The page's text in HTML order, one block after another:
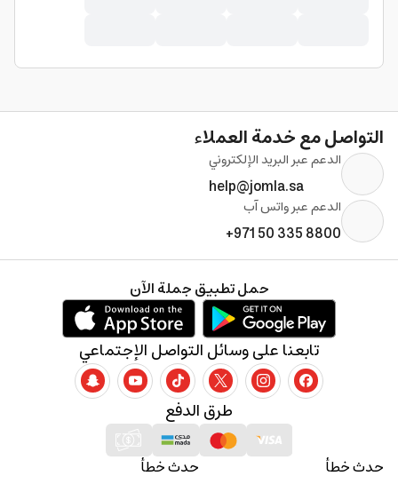
التواصل مع خدمة العملاء
الدعم عبر البريد الإلكتروني
help@jomla.sa
الدعم عبر واتس آب
+971 50 335 8800
حدث خطأ حدث خطأ
طرق الدفع
تابعنا على وسائل التواصل الإجتماعي
حمل تطبيق جملة الآن